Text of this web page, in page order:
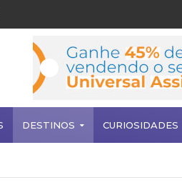
DESTINOS CURIOSIDADES